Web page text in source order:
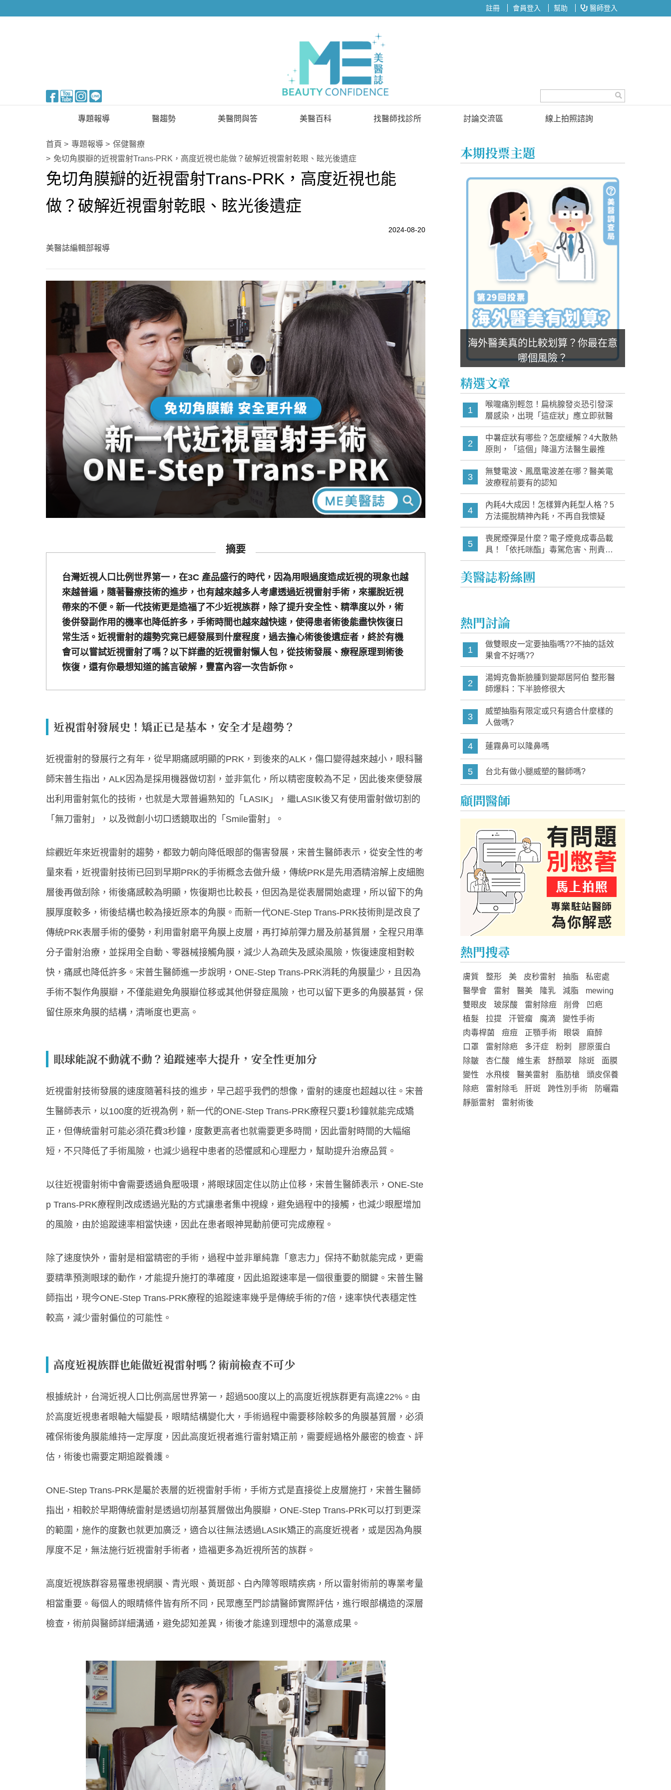
註冊 會員登入 幫助 醫師登入
專題報導
新知快訊
醫美整形
保健醫療
生活知識
駐站專家
名醫問診室
醫趨勢
美醫FUN知識
國際新知
美醫問與答
待解決問題
美醫百科 找醫師找診所
顧問醫師
討論交流區
投票區
線上拍照諮詢
首頁 專題報導
保健醫療
免切角膜瓣的近視雷射Trans-PRK，高度近視也能做？破解近視雷射乾眼、眩光後遺症
免切角膜瓣的近視雷射Trans-PRK，高度近視也能
做？破解近視雷射乾眼、眩光後遺症
2024-08-20
美醫誌編輯部報導
摘要
台灣近視人口比例世界第一，在3C 產品盛行的時代，因為用眼過度造成近視的現象也越
來越普遍，隨著醫療技術的進步，也有越來越多人考慮透過近視雷射手術，來擺脫近視
帶來的不便。新一代技術更是造福了不少近視族群，除了提升安全性、精準度以外，術
後併發副作用的機率也降低許多，手術時間也越來越快速，使得患者術後能盡快恢復日
常生活。近視雷射的趨勢究竟已經發展到什麼程度，過去擔心術後後遺症者，終於有機
會可以嘗試近視雷射了嗎？以下詳盡的近視雷射懶人包，從技術發展、療程原理到術後
恢復，還有你最想知道的謠言破解，豐富內容一次告訴你。
近視雷射發展史！矯正已是基本，安全才是趨勢？
近視雷射的發展行之有年，從早期痛感明顯的PRK，到後來的ALK，傷口變得越來越小，眼科醫
師宋普生指出，ALK因為是採用機器做切割，並非氣化，所以精密度較為不足，因此後來便發展
出利用雷射氣化的技術，也就是大眾普遍熟知的「LASIK」，繼LASIK後又有使用雷射做切割的
「無刀雷射」，以及微創小切口透鏡取出的「Smile雷射」。
綜觀近年來近視雷射的趨勢，都致力朝向降低眼部的傷害發展，宋普生醫師表示，從安全性的考
量來看，近視雷射技術已回到早期PRK的手術概念去做升級，傳統PRK是先用酒精溶解上皮細胞
層後再做刮除，術後痛感較為明顯，恢復期也比較長，但因為是從表層開始處理，所以留下的角
膜厚度較多，術後結構也較為接近原本的角膜。而新一代ONE-Step Trans-PRK技術則是改良了
傳統PRK表層手術的優勢，利用雷射磨平角膜上皮層，再打掉前彈力層及前基質層，全程只用準
分子雷射治療，並採用全自動、零器械接觸角膜，減少人為疏失及感染風險，恢復速度相對較
快，痛感也降低許多。宋普生醫師進一步說明，ONE-Step Trans-PRK消耗的角膜量少，且因為
手術不製作角膜瓣，不僅能避免角膜瓣位移或其他併發症風險，也可以留下更多的角膜基質，保
留住原來角膜的結構，清晰度也更高。
眼球能說不動就不動？追蹤速率大提升，安全性更加分
近視雷射技術發展的速度隨著科技的進步，早己超乎我們的想像，雷射的速度也超越以往。宋普
生醫師表示，以100度的近視為例，新一代的ONE-Step Trans-PRK療程只要1秒鐘就能完成矯
正，但傳統雷射可能必須花費3秒鐘，度數更高者也就需要更多時間，因此雷射時間的大幅縮
短，不只降低了手術風險，也減少過程中患者的恐懼感和心理壓力，幫助提升治療品質。
以往近視雷射術中會需要透過負壓吸環，將眼球固定住以防止位移，宋普生醫師表示，ONE-Ste
p Trans-PRK療程則改成透過光點的方式讓患者集中視線，避免過程中的接觸，也減少眼壓增加
的風險，由於追蹤速率相當快速，因此在患者眼神晃動前便可完成療程。
除了速度快外，雷射是相當精密的手術，過程中並非單純靠「意志力」保持不動就能完成，更需
要精準預測眼球的動作，才能提升施打的準確度，因此追蹤速率是一個很重要的關鍵。宋普生醫
師指出，現今ONE-Step Trans-PRK療程的追蹤速率幾乎是傳統手術的7倍，速率快代表穩定性
較高，減少雷射偏位的可能性。
高度近視族群也能做近視雷射嗎？術前檢查不可少
根據統計，台灣近視人口比例高居世界第一，超過500度以上的高度近視族群更有高達22%。由
於高度近視患者眼軸大幅變長，眼睛結構變化大，手術過程中需要移除較多的角膜基質層，必須
確保術後角膜能維持一定厚度，因此高度近視者進行雷射矯正前，需要經過格外嚴密的檢查、評
估，術後也需要定期追蹤養護。
ONE-Step Trans-PRK是屬於表層的近視雷射手術，手術方式是直接從上皮層施打，宋普生醫師
指出，相較於早期傳統雷射是透過切削基質層做出角膜瓣，ONE-Step Trans-PRK可以打到更深
的範圍，施作的度數也就更加廣泛，適合以往無法透過LASIK矯正的高度近視者，或是因為角膜
厚度不足，無法施行近視雷射手術者，造福更多為近視所苦的族群。
高度近視族群容易罹患視網膜、青光眼、黃斑部、白內障等眼睛疾病，所以雷射術前的專業考量
相當重要。每個人的眼睛條件皆有所不同，民眾應至門診請醫師實際評估，進行眼部構造的深層
檢查，術前與醫師詳細溝通，避免認知差異，術後才能達到理想中的滿意成果。
本期投票主題
海外醫美真的比較划算？你最在意
哪個風險？
精選文章
1
喉嚨痛別輕忽！扁桃腺發炎恐引發深
層感染，出現「這症狀」應立即就醫
2
中暑症狀有哪些？怎麼緩解？4大散熱
原則，「這個」降溫方法醫生最推
3
無雙電波、鳳凰電波差在哪？醫美電
波療程前要有的認知
4
內耗4大成因！怎樣算內耗型人格？5
方法擺脫精神內耗，不再自我懷疑
5
喪屍煙彈是什麼？電子煙竟成毒品載
具！「依托咪酯」毒駕危害、刑責與
家長必知警訊
美醫誌粉絲團
熱門討論
1
做雙眼皮一定要抽脂嗎??不抽的話效
果會不好嗎??
2
湯姆克魯斯臉腫到變鄰居阿伯 整形醫
師爆料：下半臉修很大
3
威塑抽脂有限定或只有適合什麼樣的
人做嗎?
4 蓮霧鼻可以隆鼻嗎
5 台北有做小腿威塑的醫師嗎?
顧問醫師
熱門搜尋
膚質 整形 美 皮秒雷射 抽脂
私密處
醫學會
雷射 醫美 隆乳 減脂
mewing
雙眼皮
玻尿酸 雷射除痘 削骨
凹疤
植髮
拉提 汗管瘤 魔滴
變性手術
肉毒桿菌
痘痘 正顎手術 眼袋
麻醉
口罩
雷射除疤 多汗症 粉刺
膠原蛋白
除皺
杏仁酸 維生素 舒顏翠 除斑
面膜
變性
水飛梭 醫美雷射 脂肪槍
頭皮保養
除疤
雷射除毛 肝斑 跨性別手術
防曬霜
靜脈雷射
雷射術後